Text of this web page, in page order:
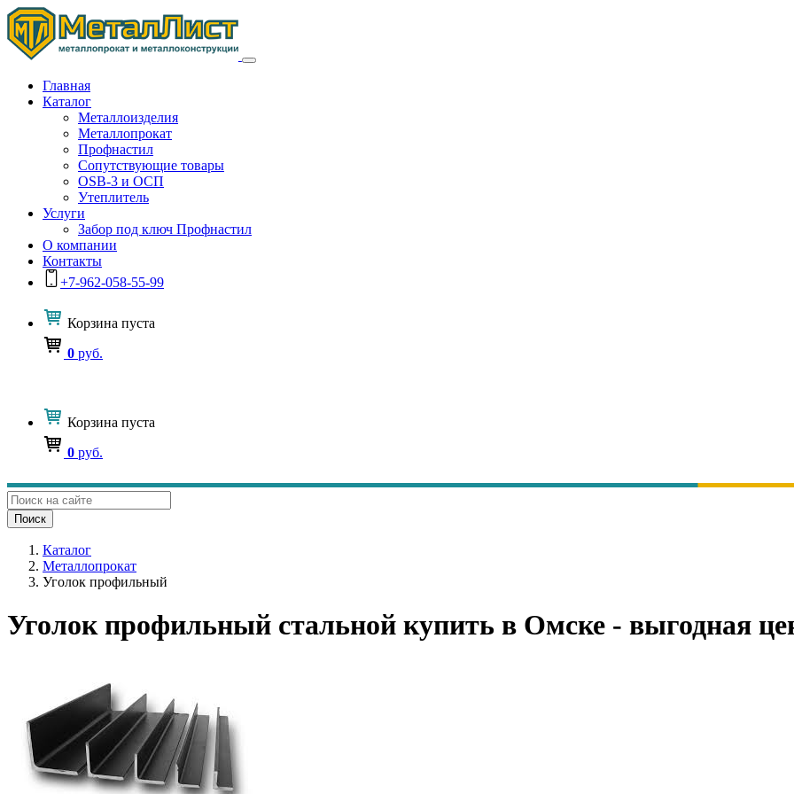
Главная
Каталог
Металлоизделия
Металлопрокат
Профнастил
Сопутствующие товары
OSB-3 и ОСП
Утеплитель
Услуги
Забор под ключ Профнастил
О компании
Контакты
+7-962-058-55-99
Корзина пуста
0 руб.
Корзина пуста
0 руб.
Поиск
Каталог
Металлопрокат
Уголок профильный
Уголок профильный стальной купить в Омске - выгодная